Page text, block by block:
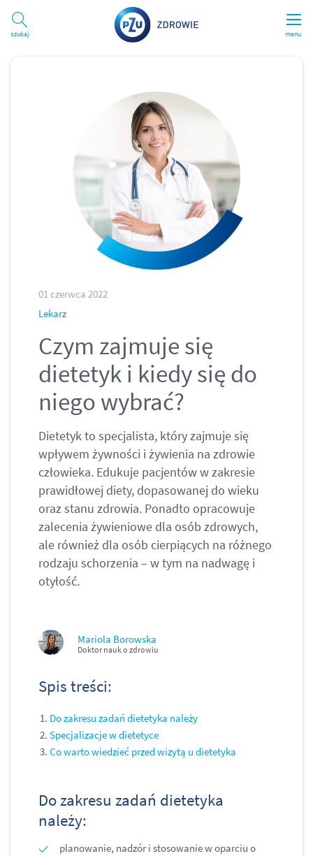
menu
Szukaj
01 czerwca 2022
Lekarz
Czym zajmuje się
dietetyk i kiedy się do
niego wybrać?
Mariola Borowska
Doktor nauk o zdrowiu
Dietetyk to specjalista, który zajmuje się
wpływem żywności i żywienia na zdrowie
człowieka. Edukuje pacjentów w zakresie
prawidłowej diety, dopasowanej do wieku
oraz stanu zdrowia. Ponadto opracowuje
zalecenia żywieniowe dla osób zdrowych,
ale również dla osób cierpiących na różnego
rodzaju schorzenia – w tym na nadwagę i
otyłość.
Spis treści:
Do zakresu zadań dietetyka należy
Specjalizacje w dietetyce
Co warto wiedzieć przed wizytą u dietetyka
Do zakresu zadań dietetyka
należy:
planowanie, nadzór i stosowanie w oparciu o